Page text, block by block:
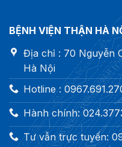
BỆNH VIỆN THẬN HÀ
Địa chỉ : 70 Nguyễn
Hà Nội
Hotline :
Hành chính:
Tư vẫn trực tuyến: